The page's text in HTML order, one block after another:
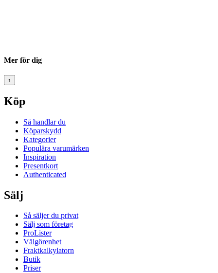
Mer för dig
↑
Köp
Så handlar du
Köparskydd
Kategorier
Populära varumärken
Inspiration
Presentkort
Authenticated
Sälj
Så säljer du privat
Sälj som företag
ProLister
Välgörenhet
Fraktkalkylatorn
Butik
Priser